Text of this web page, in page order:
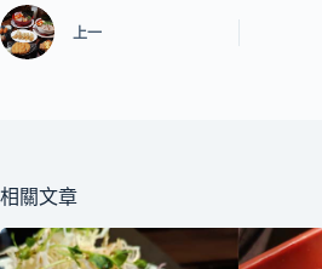
上一
相關文章